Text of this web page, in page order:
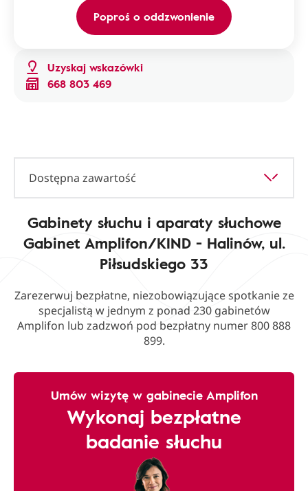
Uzyskaj wskazówki
668 803 469
Poproś o oddzwonienie
Dostępna zawartość
Gabinety słuchu i aparaty słuchowe
Gabinet Amplifon/KIND - Halinów, ul.
Piłsudskiego 33
Zarezerwuj bezpłatne, niezobowiązujące spotkanie ze
specjalistą w jednym z ponad 230 gabinetów
Amplifon lub zadzwoń pod bezpłatny numer 800 888
899.
Umów wizytę w gabinecie Amplifon
Wykonaj bezpłatne
badanie słuchu